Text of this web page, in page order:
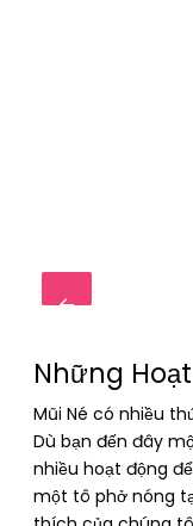
Những
Mũi Né có nhiều
Dù bạn đến đây
nhiều hoạt động
một tô phở nóng